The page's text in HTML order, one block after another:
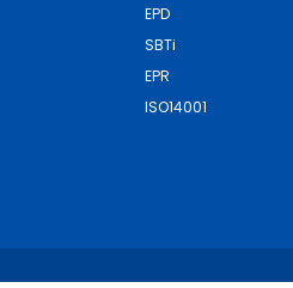
EPD
SBTi
EPR
ISO14001